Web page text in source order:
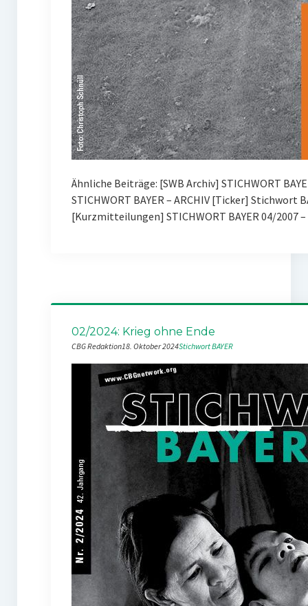
Ähnliche Beiträge: [SWB Archiv] STICHWORT
STICHWORT BAYER – ARCHIV [Ticker] Stichwort
[Kurzmitteilungen] STICHWORT BAYER 04/2007
02/2024: Krieg ohne Ende
CBG Redaktion18. Oktober 2024Stichwort BAYER